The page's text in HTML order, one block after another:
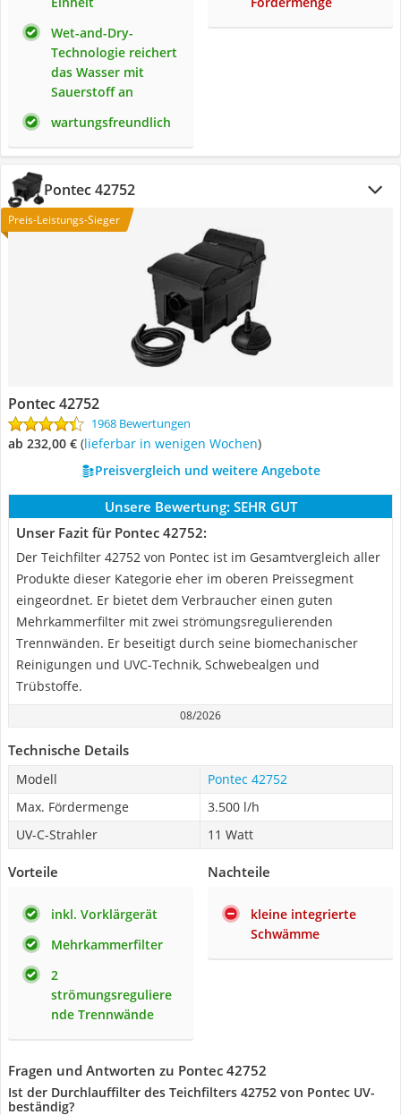
Wet-and-Dry-
Technologie reichert
das Wasser mit
Sauerstoff an
wartungsfreundlich
Pontec 42752
Preis-Leistungs-Sieger
Pontec 42752
1968 Bewertungen
ab 232,00 € ( Lieferbar in wenigen Wochen)
Preisvergleich und weitere Angebote
Unsere Bewertung: SEHR GUT
Unser Fazit für Pontec 42752:
Der Teichfilter 42752 von Pontec ist im Gesamtvergleich aller
Produkte dieser Kategorie eher im oberen Preissegment
eingeordnet. Er bietet dem Verbraucher einen guten
Mehrkammerfilter mit zwei strömungsregulierenden
Trennwänden. Er beseitigt durch seine biomechanischer
Reinigungen und UVC-Technik, Schwebealgen und
Trübstoffe.
08/2026
Technische Details
Modell
Pontec 42752
Max. Fördermenge
3.500 l/h
UV-C-Strahler
11 Watt
Vorteile
inkl. Vorklärgerät
Mehrkammerfilter
2
strömungsreguliere
nde Trennwände
Nachteile
kleine integrierte
Schwämme
Fragen und Antworten zu Pontec 42752
Ist der Durchlauffilter des Teichfilters 42752 von Pontec UV-
beständig?